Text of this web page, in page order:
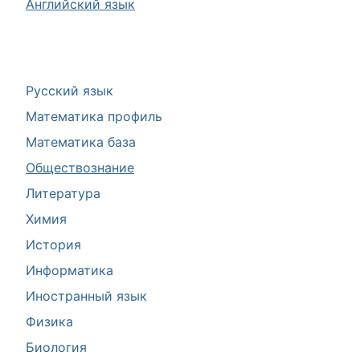
Русский язык
Математика профиль
Математика база
Обществознание
Литература
Химия
История
Информатика
Иностранный язык
Физика
Биология
Английский язык